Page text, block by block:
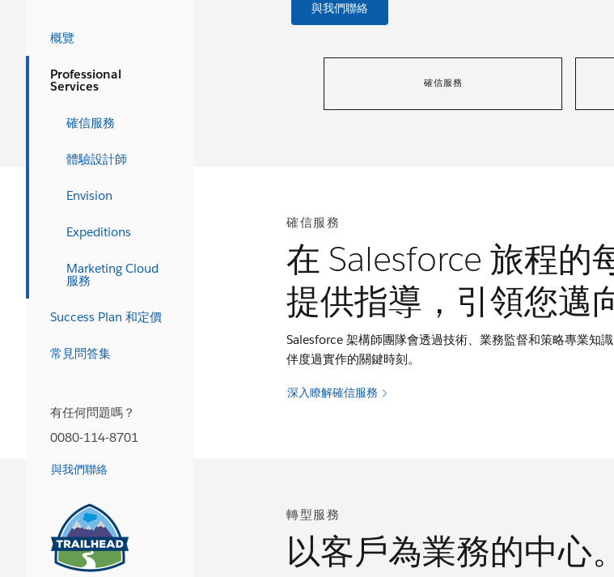
概覽
Professional
Services
確信服務
體驗設計師
Envision
Expeditions
Marketing Cloud
服務
Success Plan 和定價
常見問答集
有任何問題嗎？
0080-114-8701
與我們聯絡
與我們聯絡
確信服務
確信服務
在 Salesforce 旅程的
提供指導，引領您邁
Salesforce 架構師團隊會透過技術、業務監督和策略專業知
伴度過實作的關鍵時刻。
深入瞭解確信服務
轉型服務
以客戶為業務的中心。